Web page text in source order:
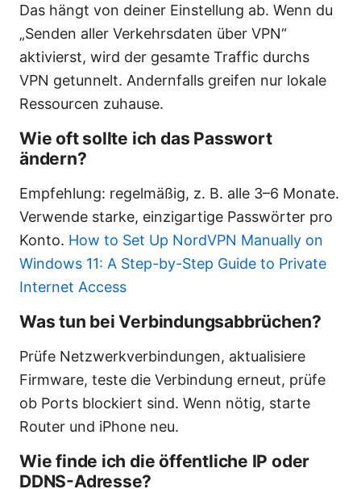
Das hängt von deiner Einstellung ab. Wenn du
„Senden aller Verkehrsdaten über VPN“
aktivierst, wird der gesamte Traffic durchs
VPN getunnelt. Andernfalls greifen nur lokale
Ressourcen zuhause.
Wie oft sollte ich das Passwort
ändern?
Empfehlung: regelmäßig, z. B. alle 3–6 Monate.
Verwende starke, einzigartige Passwörter pro
Konto. How to Set Up NordVPN Manually on
Windows 11: A Step-by-Step Guide to Private
Internet Access
Was tun bei Verbindungsabbrüchen?
Prüfe Netzwerkverbindungen, aktualisiere
Firmware, teste die Verbindung erneut, prüfe
ob Ports blockiert sind. Wenn nötig, starte
Router und iPhone neu.
Wie finde ich die öffentliche IP oder
DDNS-Adresse?